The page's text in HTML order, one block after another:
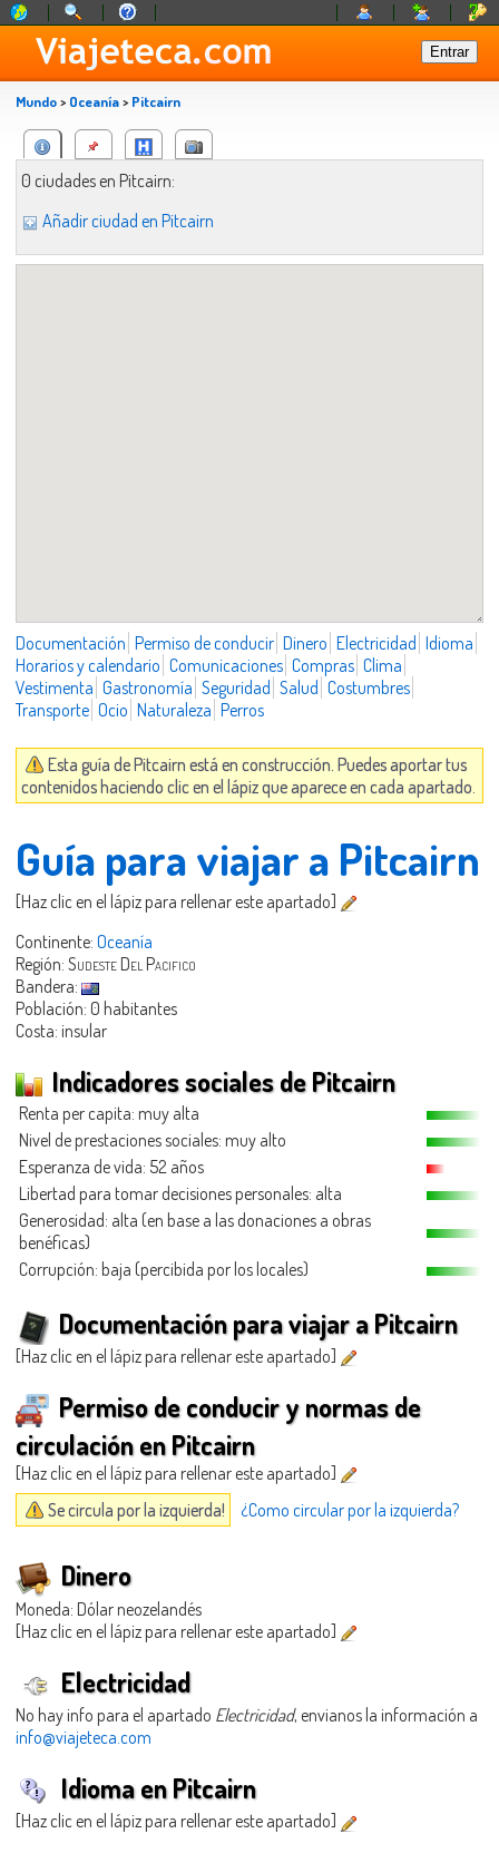
Mundo> Oceanía> Pitcairn
0 ciudades en Pitcairn:
Añadir ciudad en Pitcairn
Documentación Permiso de conducir Dinero Electricidad Idioma
Horarios y calendario Comunicaciones Compras Clima
Vestimenta Gastronomía Seguridad Salud Costumbres
Transporte Ocio Naturaleza Perros
Esta guía de Pitcairn está en construcción. Puedes aportar tus
contenidos haciendo clic en el lápiz que aparece en cada apartado.
Guía para viajar a Pitcairn
[Haz clic en el lápiz para rellenar este apartado]
Continente: Oceanía
Región: Sudeste Del Pacifico
Bandera:
Población: 0 habitantes
Costa: insular
Indicadores sociales de Pitcairn
Renta per capita: muy alta
Nivel de prestaciones sociales: muy alto
Esperanza de vida: 52 años
Libertad para tomar decisiones personales: alta
Generosidad: alta (en base a las donaciones a obras
benéficas)
Corrupción: baja (percibida por los locales)
Documentación para viajar a Pitcairn
[Haz clic en el lápiz para rellenar este apartado]
Permiso de conducir y normas de
circulación en Pitcairn
[Haz clic en el lápiz para rellenar este apartado]
Se circula por la izquierda!
¿Como circular por la izquierda?
Dinero
Moneda: Dólar neozelandés
[Haz clic en el lápiz para rellenar este apartado]
Electricidad
No hay info para el apartado Electricidad, envianos la información a
info@viajeteca.com
Idioma en Pitcairn
[Haz clic en el lápiz para rellenar este apartado]